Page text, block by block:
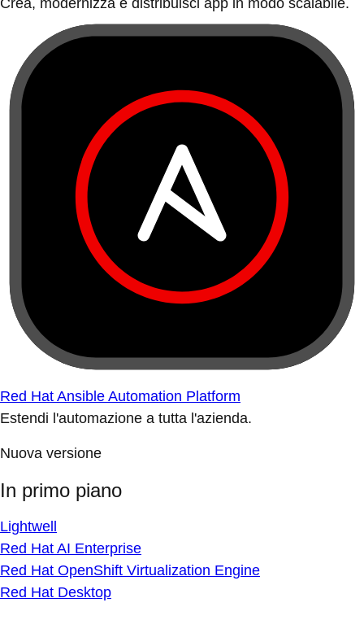
Crea, modernizza e distribuisci app in modo scalabile.
Red Hat Ansible Automation Platform
Estendi l'automazione a tutta l'azienda.
Nuova versione
In primo piano
Lightwell
Red Hat AI Enterprise
Red Hat OpenShift Virtualization Engine
Red Hat Desktop